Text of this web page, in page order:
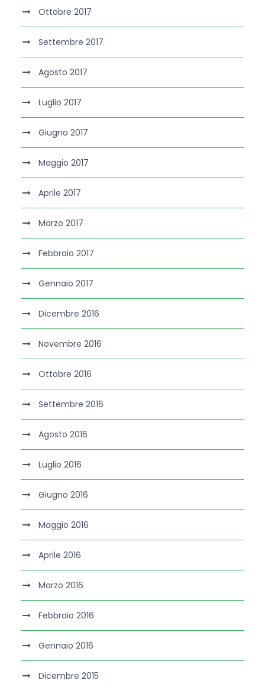
Ottobre 2017
Settembre 2017
Agosto 2017
Luglio 2017
Giugno 2017
Maggio 2017
Aprile 2017
Marzo 2017
Febbraio 2017
Gennaio 2017
Dicembre 2016
Novembre 2016
Ottobre 2016
Settembre 2016
Agosto 2016
Luglio 2016
Giugno 2016
Maggio 2016
Aprile 2016
Marzo 2016
Febbraio 2016
Gennaio 2016
Dicembre 2015